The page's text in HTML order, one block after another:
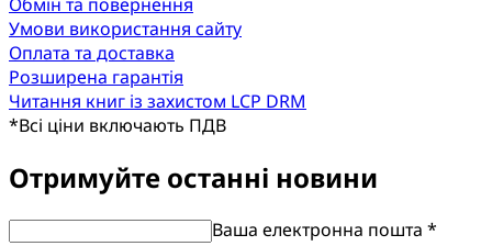
Умови використання сайту
Оплата та доставка
Розширена гарантія
Читання книг із захистом LCP DRM
*Всі ціни включають ПДВ
Отримуйте останні новини
Ваша електронна пошта *